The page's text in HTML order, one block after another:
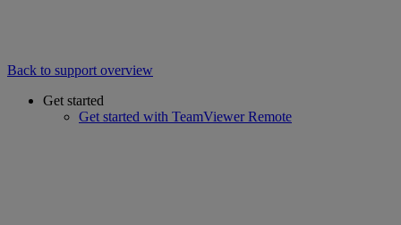
Back to support overview
Get started
Get started with TeamViewer Remote